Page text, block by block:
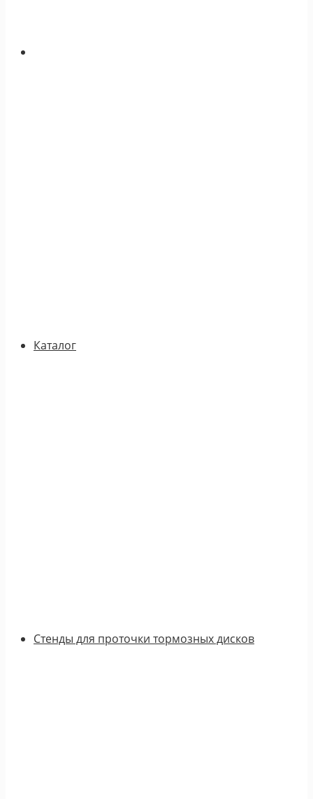
Каталог
Стенды для проточки тормозных дисков